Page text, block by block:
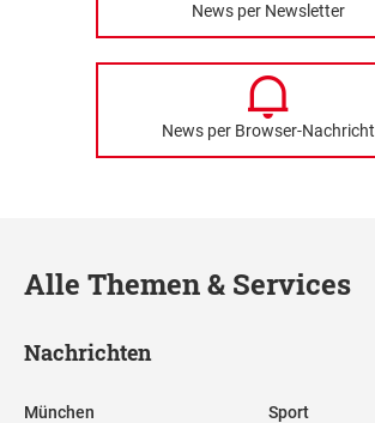
News per Newsletter
News per Browser-Nachricht
Alle Themen & Services
Nachrichten
München Sport